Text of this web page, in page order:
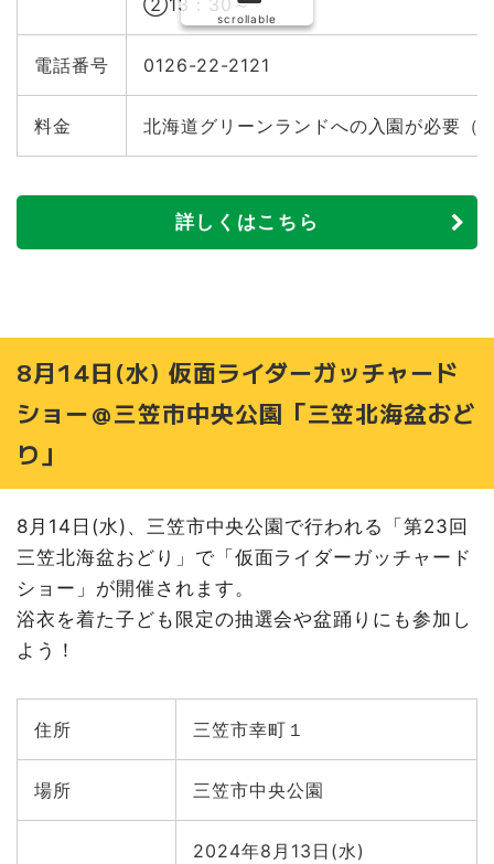
②13：30～
電話番号 0126-22-2121
料金 北海道グリーンランドへの入園が必要（
scrollable
詳しくはこちら
8月14日(水) 仮面ライダーガッチャード
ショー＠三笠市中央公園「三笠北海盆おど
り」
8月14日(水)、三笠市中央公園で行われる「第23回
三笠北海盆おどり」で「仮面ライダーガッチャード
ショー」が開催されます。
浴衣を着た子ども限定の抽選会や盆踊りにも参加し
よう！
住所 三笠市幸町１
場所 三笠市中央公園
2024年8月13日(水)